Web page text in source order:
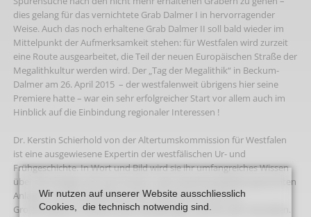
dies gelang für das vernichtete Grab Dalmer I in hervorragender
Weise. Auch das noch erhaltene Grab Dalmer II soll bald wieder im
Mittelpunkt der Aufmerksamkeit stehen: für Westfalen wird zurzeit
eine Route ausgearbeitet, die Teil der neuen Europäischen Straße der
Megalithkultur werden wird. Der „Tag der Megalithik“ in Beckum-
Dalmer am 26. April 2015 – der westfalenweit übrigens hier seine
Premiere hatte – war ein sehr erfolgreicher Start vor allem auch im
Hinblick auf die Einbindung regionaler Interessen !
Dr. Kerstin Schierhold von der Altertumskommission für Westfalen
ist eine ausgewiesene Expertin der westfälischen Ur- und
Frühgeschichte. In Wort und Bild wird sie ihr umfangreiches Wissen
über die hiesigen oft auch Hünen- oder Steinkistengräber genannten
Anlagen sowie die Ergebnisse der Gesprächsrunden am
Großsteingrab in Dalmer beim letztjährigen „World-Café“ darstellen.
Wir nutzen auf unserer Website ausschliesslich
Cookies, die technisch notwendig sind.